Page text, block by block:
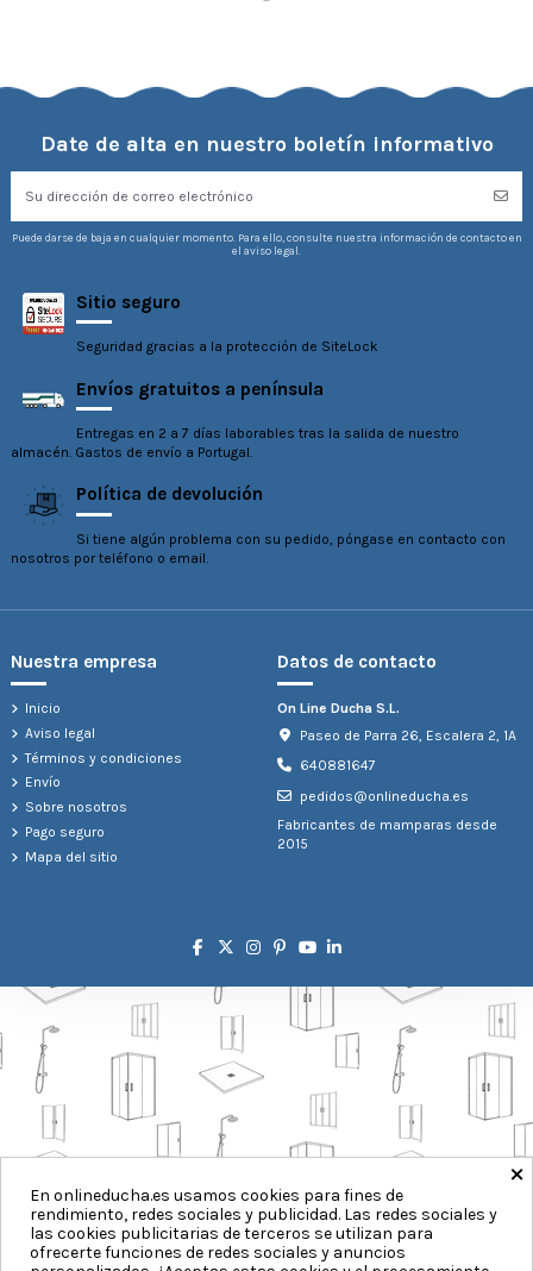
Date de alta en nuestro boletín informativo
Puede darse de baja en cualquier momento. Para ello, consulte nuestra información de contacto en
el aviso legal.
Sitio seguro
Seguridad gracias a la protección de SiteLock
Envíos gratuitos a península
Entregas en 2 a 7 días laborables tras la salida de nuestro
almacén. Gastos de envío a Portugal.
Política de devolución
Si tiene algún problema con su pedido, póngase en contacto con
nosotros por teléfono o email.
Nuestra empresa
Inicio
Aviso legal
Términos y condiciones
Envío
Sobre nosotros
Pago seguro
Mapa del sitio
Datos de contacto
On Line Ducha S.L.
Paseo de Parra 26, Escalera 2, 1A
640881647
pedidos@onlineducha.es
Fabricantes de mamparas desde
2015
×
En onlineducha.es usamos cookies para fines de
rendimiento, redes sociales y publicidad. Las redes sociales y
las cookies publicitarias de terceros se utilizan para
ofrecerte funciones de redes sociales y anuncios